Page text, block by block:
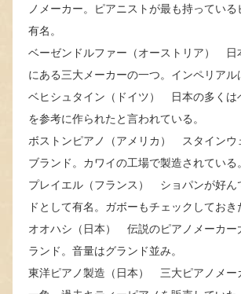
ノメーカー。ピアニストが最も持っている
有名。
ベーゼンドルファー（オーストリア） 日
にある三大メーカーの一つ。インペリアル
ベヒシュタイン（ドイツ） 日本の多くは
を参考に作られたと言われている。
ボストンピアノ（アメリカ） スタインウ
ブランド。カワイの工場で製造されている。
プレイエル（フランス） ショパンが好ん
ドとして有名。ガボーもチェックしておき
オオハシ（日本） 伝説のピアノメーカー
ランド。音量はグランド並み。
東洋ピアノ製造（日本） 三大ピアノメー